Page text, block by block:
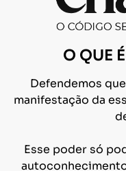
O QUE
Defendemos
manifestação da
Esse poder só